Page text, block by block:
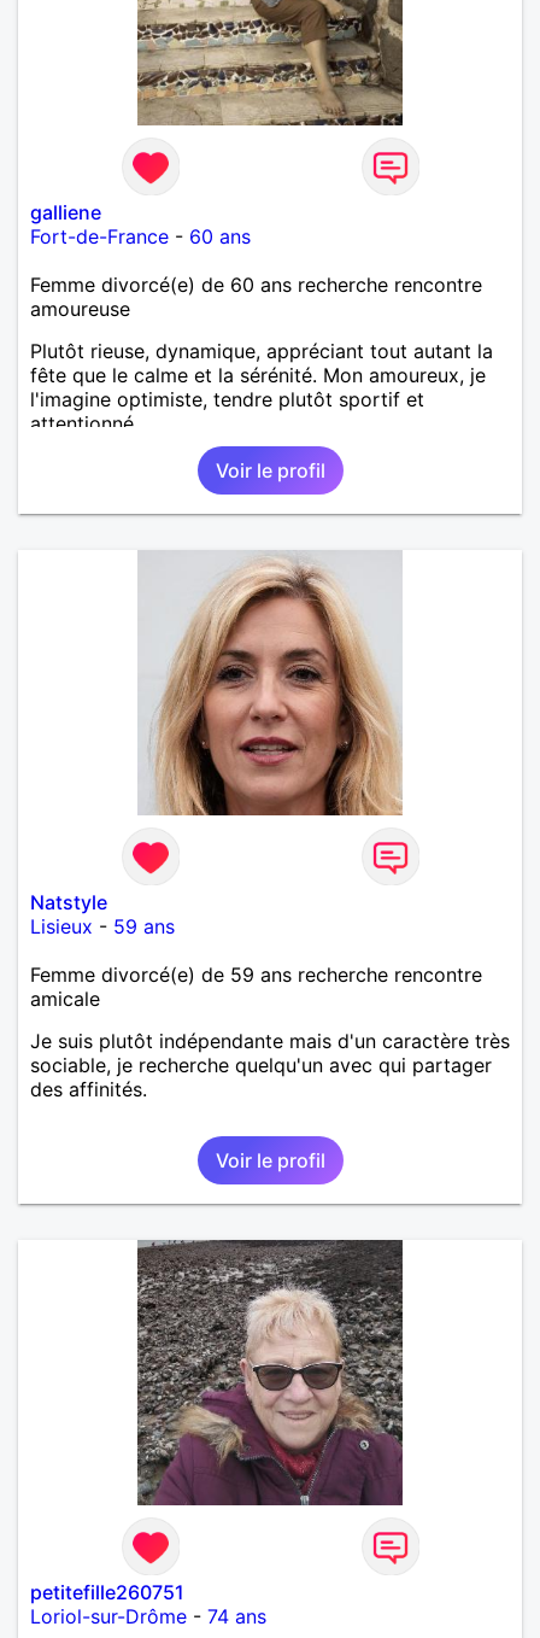
galliene
Fort-de-France - 60 ans
Femme divorcé(e) de 60 ans recherche rencontre
amoureuse
Plutôt rieuse, dynamique, appréciant tout autant la
fête que le calme et la sérénité. Mon amoureux, je
l'imagine optimiste, tendre plutôt sportif et
attentionné.
Voir le profil
Natstyle
Lisieux - 59 ans
Femme divorcé(e) de 59 ans recherche rencontre
amicale
Je suis plutôt indépendante mais d'un caractère très
sociable, je recherche quelqu'un avec qui partager
des affinités.
Voir le profil
petitefille260751
Loriol-sur-Drôme - 74 ans